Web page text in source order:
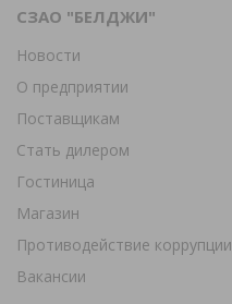
СЗАО "БЕЛДЖИ"
Новости
О предприятии
Поставщикам
Стать дилером
Гостиница
Магазин
Противодействие коррупции
Вакансии